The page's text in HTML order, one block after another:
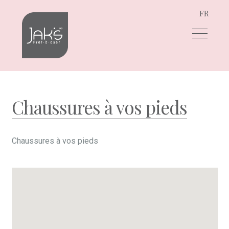
Skip
navigation
Skip
content
FR
Chaussures à vos pieds
Chaussures à vos pieds